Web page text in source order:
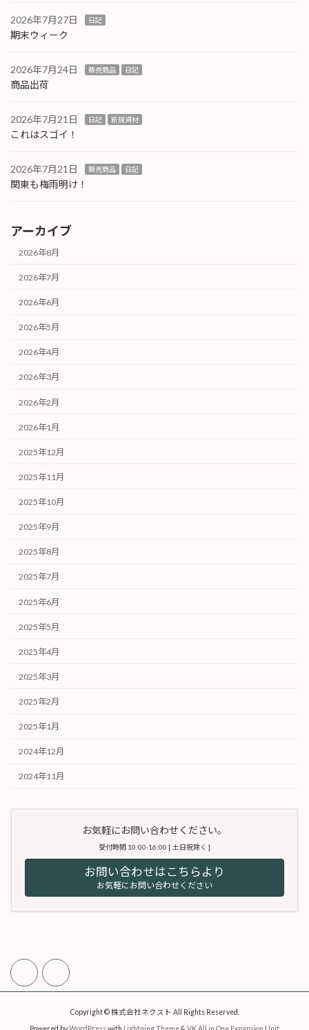
2026年7月27日 日記
期末ウィーク
2026年7月24日 販売商品 日記
商品出荷
2026年7月21日 日記 新規資材
これはスゴイ！
2026年7月21日 販売商品 日記
関東も梅雨明け！
アーカイブ
2026年8月
2026年7月
2026年6月
2026年5月
2026年4月
2026年3月
2026年2月
2026年1月
2025年12月
2025年11月
2025年10月
2025年9月
2025年8月
2025年7月
2025年6月
2025年5月
2025年4月
2025年3月
2025年2月
2025年1月
2024年12月
2024年11月
お気軽にお問い合わせください。
受付時間 10:00-16:00 [ 土日祝除く ]
お問い合わせはこちらより
お気軽にお問い合わせください
Copyright © 株式会社ネクスト All Rights Reserved.